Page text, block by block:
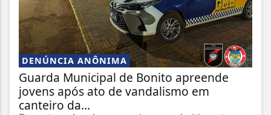
DENÚNCIA ANÔNIMA
Guarda Municipal de Bonito apreende
jovens após ato de vandalismo em
canteiro da...